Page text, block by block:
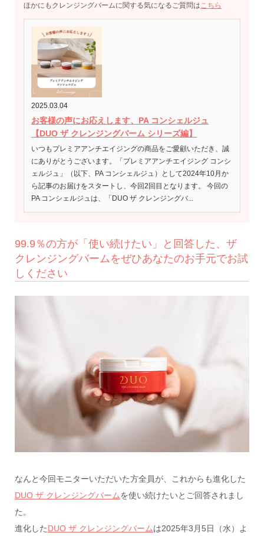
ほかにもクレンジングバームに関する気になるご質問は こちら
2025.03.04
お客様の声にお応えします、PA コンシェルジュ
【DUO ザ クレンジングバーム シリーズ編】
いつもプレミアアンチエイジングの商品をご愛顧いただき、誠
にありがとうございます。「プレミアアンチエイジング コンシ
ェルジュ」（以下、PA コンシェルジュ）として2024年10月か
ら記事のお届けをスタートし、今回2回目となります。 今回の
PA コンシェルジュは、「DUO ザ クレンジングバ...
99.9％の方が「使い続けたい」と回答した、ザ
クレンジングバームをぜひあなたのお手元でお試
しください
なんと今回モニターいただいた方全員が、これからも進化した
DUO ザ クレンジングバームを使い続けたいとご回答されまし
た。
進化したDUO ザ クレンジングバームは2025年3月5日（水）よ